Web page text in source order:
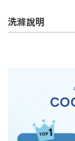
洗滌說明